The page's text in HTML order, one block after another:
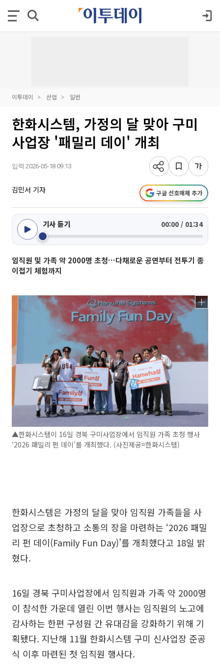
이투데이 산업 일반
한화시스템, 가정의 달 맞아 구미
사업장 '패밀리 데이' 개최
입력 2026-05-18 09:13
김민서 기자 구글 선호매체 추가
기사 듣기 00:00 / 01:34
임직원 및 가족 약 2000명 초청…다채로운 공연부터 전투기 종
이접기 체험까지
▲한화시스템이 16일 경북 구미사업장에서 임직원 가족 초청 행사
‘2026 패밀리 펀 데이'를 개최했다. (사진제공=한화시스템)
한화시스템은 가정의 달을 맞아 임직원 가족들을 사
업장으로 초청하고 소통의 장을 마련하는 ‘2026 패밀
리 펀 데이(Family Fun Day)’를 개최했다고 18일 밝
혔다.
16일 경북 구미사업장에서 임직원과 가족 약 2000명
이 참석한 가운데 열린 이번 행사는 임직원의 노고에
감사하는 한편 구성원 간 유대감을 강화하기 위해 기
획됐다. 지난해 11월 한화시스템 구미 신사업장 준공
식 이후 마련된 첫 임직원 행사다.